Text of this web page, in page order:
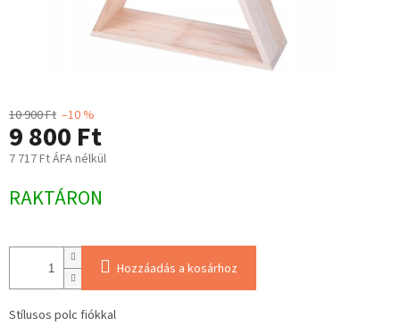
10 900 Ft –10 %
9 800 Ft
7 717 Ft ÁFA nélkül
Egységár:
RAKTÁRON
Hozzáadás a kosárhoz
Stílusos polc fiókkal